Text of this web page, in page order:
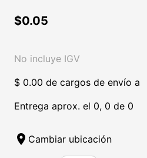
$0.05
No incluye IGV
$ 0.00 de cargos de envío a
Entrega aprox. el 0, 0 de 0
location_on Cambiar ubicación